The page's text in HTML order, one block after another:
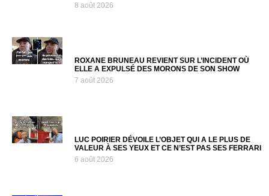
8 août 2026
ROXANE BRUNEAU REVIENT SUR L’INCIDENT OÙ
ELLE A EXPULSÉ DES MORONS DE SON SHOW
7 août 2026
LUC POIRIER DÉVOILE L’OBJET QUI A LE PLUS DE
VALEUR À SES YEUX ET CE N’EST PAS SES FERRARI
6 août 2026